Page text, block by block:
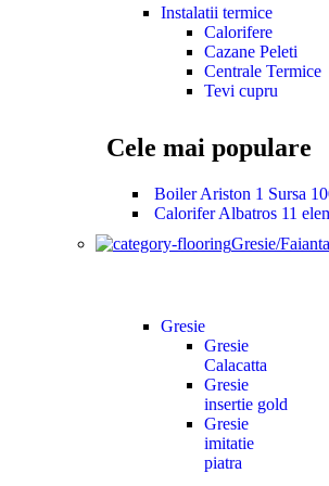
Instalatii termice
Calorifere
Cazane Peleti
Centrale Termice
Tevi cupru
Cele mai populare
Boiler Ariston 1 Sursa
Calorifer Albatros 11
Gresie/
Gresie
Gresie
Calacatta
Gresie
insertie gold
Gresie
imitatie
piatra